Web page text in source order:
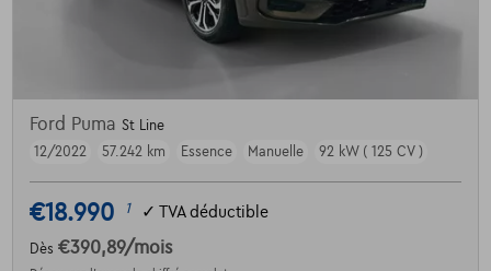
Ford Puma St Line
12/2022
57.242 km Essence Manuelle 92 kW ( 125 CV )
€18.990 1 ✓ TVA déductible
Dès €390,89/mois